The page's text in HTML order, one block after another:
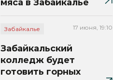
мяса в Забайкалье
Забайкалье 17 июня, 19:10
Забайкальский
колледж будет
готовить горных